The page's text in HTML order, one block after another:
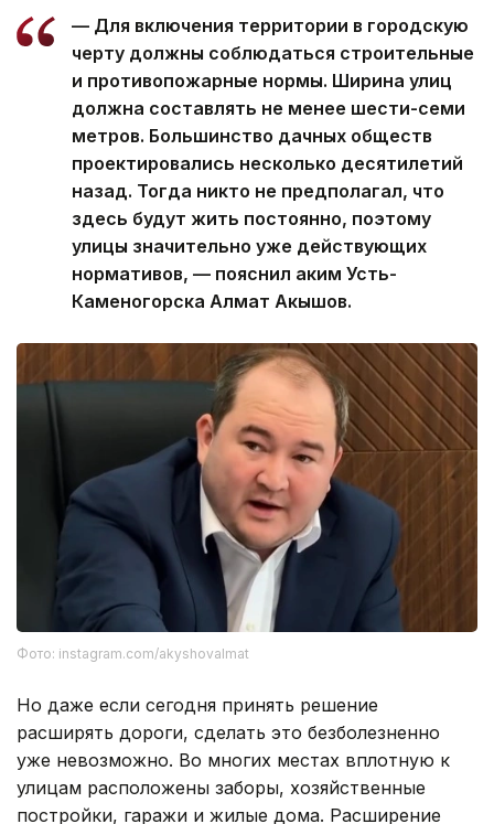
— Для включения территории в городскую
черту должны соблюдаться строительные
и противопожарные нормы. Ширина улиц
должна составлять не менее шести-семи
метров. Большинство дачных обществ
проектировались несколько десятилетий
назад. Тогда никто не предполагал, что
здесь будут жить постоянно, поэтому
улицы значительно уже действующих
нормативов, — пояснил аким Усть-
Каменогорска Алмат Акышов.
Фото: instagram.com/akyshovalmat
Но даже если сегодня принять решение
расширять дороги, сделать это безболезненно
уже невозможно. Во многих местах вплотную к
улицам расположены заборы, хозяйственные
постройки, гаражи и жилые дома. Расширение